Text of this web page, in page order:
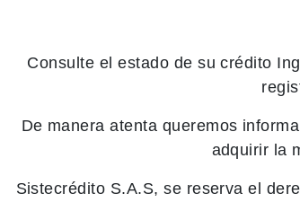
Consulte el estado de su crédito
De manera atenta queremos
adquirir la
Sistecrédito S.A.S, se reserva el